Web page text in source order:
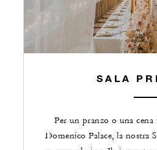
SALA
Per un pranzo o una
Domenico Palace, la nostra